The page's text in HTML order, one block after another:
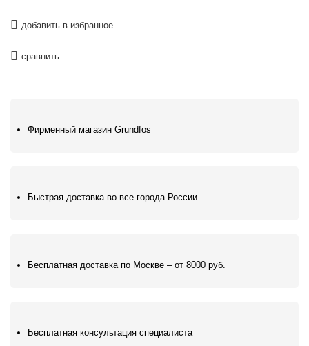
добавить в избранное
сравнить
Фирменный магазин Grundfos
Быстрая доставка во все города России
Бесплатная доставка по Москве – от 8000 руб.
Бесплатная консультация специалиста